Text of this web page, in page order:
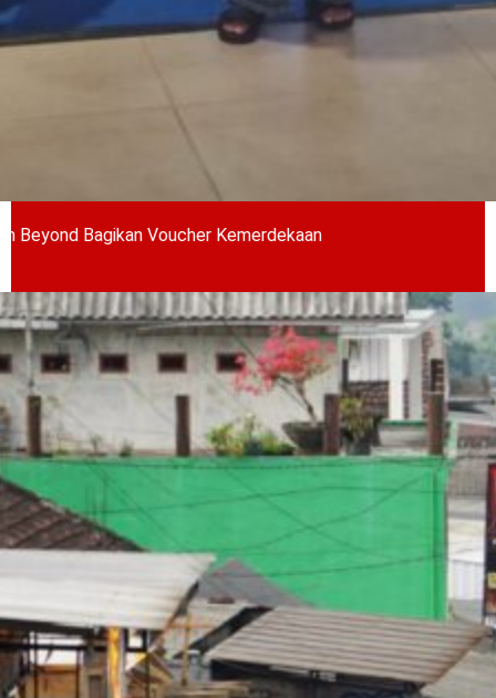
Voucher Kemerdekaan